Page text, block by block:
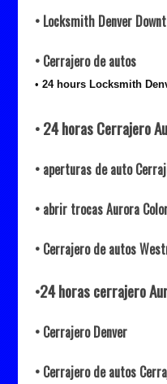
• Locksmith Denver
• Cerrajero de autos
• 24 hours Locksmith
• 24 horas Cerrajero
• aperturas de auto
• abrir trocas Aurora
• Cerrajero de autos
•24 horas cerrajero
• Cerrajero Denver
• Cerrajero de autos